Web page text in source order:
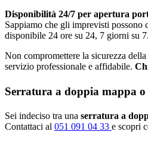
Disponibilità 24/7 per apertura
Sappiamo che gli imprevisti possono
disponibile 24 ore su 24, 7 giorni su 7.
Non compromettere la sicurezza
servizio professionale e affidabile.
Serratura a doppia mappa
Sei indeciso tra una serratura a
Contattaci al 051 091 04 33 e scopri